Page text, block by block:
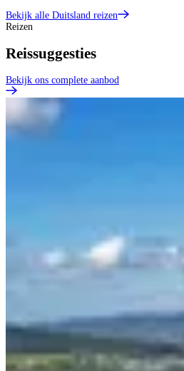
Bekijk alle Duitsland reizen
Reizen
Reissuggesties
Bekijk ons complete aanbod